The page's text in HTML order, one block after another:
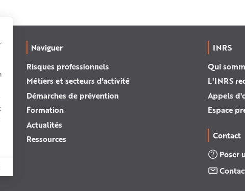
Naviguer
Risques professionnels
Métiers et secteurs d'activité
Démarches de prévention
Formation
Actualités
Ressources
INRS
Qui
L'INRS
Appels
Espace
Contact
Poser